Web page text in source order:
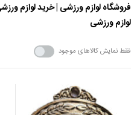
فروشگاه لوازم ورزشی | خرید لوازم
لوازم ورزشی
فقط نمایش کالاهای موجود